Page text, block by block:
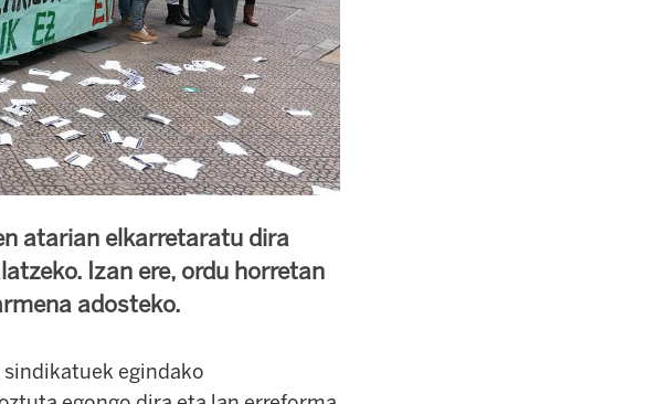
atarian elkarretaratu dira
Izan ere, ordu horretan
adosteko.
sindikatuek egindako